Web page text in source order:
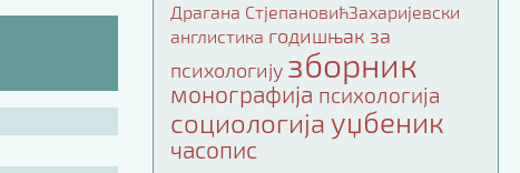
Драгана СтјепановићЗахаријевски
англистика годишњак за
психологију зборник
монографија психологија
социологија уџбеник
часопис